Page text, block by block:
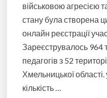
військовою агресією
стану була створена
онлайн реєстрації
Зареєструвалось 964
педагогів з 52
Хмельницької
кількість …